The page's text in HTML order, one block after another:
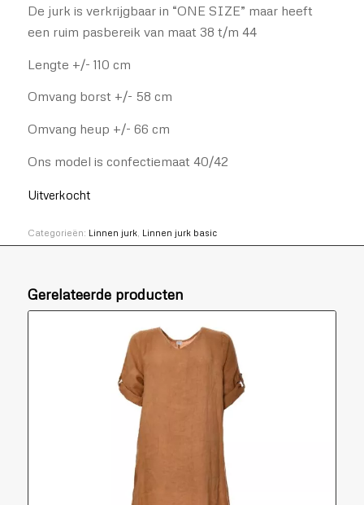
De jurk is verkrijgbaar in “ONE SIZE” maar heeft
een ruim pasbereik van maat 38 t/m 44
Lengte +/- 110 cm
Omvang borst +/- 58 cm
Omvang heup +/- 66 cm
Ons model is confectiemaat 40/42
Uitverkocht
Categorieën: Linnen jurk Linnen jurk basic
Gerelateerde producten